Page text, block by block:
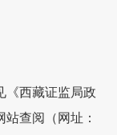
《西藏证监局政
查阅（网址：